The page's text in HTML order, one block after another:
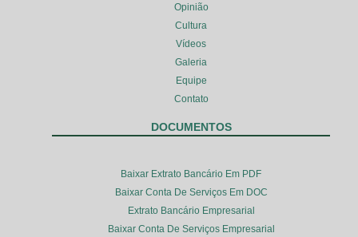
Opinião
Cultura
Vídeos
Galeria
Equipe
Contato
DOCUMENTOS
Baixar Extrato Bancário Em PDF
Baixar Conta De Serviços Em DOC
Extrato Bancário Empresarial
Baixar Conta De Serviços Empresarial